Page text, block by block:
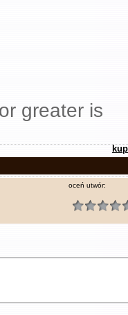
greater is
oceń utwór: